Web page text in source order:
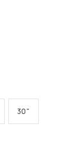
30"